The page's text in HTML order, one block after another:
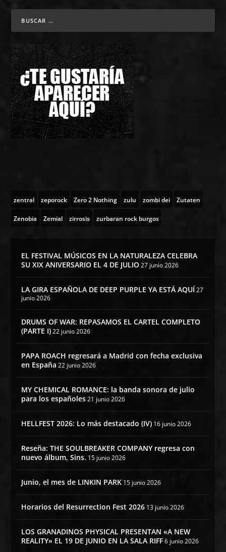
zentral zeporock Zero 2 Nothing zulu zombi dei Zutaten
Zenobia Zemial zirrosis zurbaran rock burgos
EL FESTIVAL MÚSICOS EN LA NATURALEZA CELEBRA
SU XIX ANIVERSARIO EL 4 DE JULIO 27 junio 2026
LA GIRA ESPAÑOLA DE DEEP PURPLE YA ESTÁ AQUÍ 27
junio 2026
DRUMS OF WAR: REPASAMOS EL CARTEL COMPLETO
(PARTE I) 22 junio 2026
PAPA ROACH regresará a Madrid con fecha exclusiva
en España 22 junio 2026
MY CHEMICAL ROMANCE: la banda sonora de julio
para los españoles 21 junio 2026
HELLFEST 2026: Lo más destacado (IV) 16 junio 2026
Reseña: THE SOULBREAKER COMPANY regresa con
nuevo álbum, Sins. 15 junio 2026
Junio, el mes de LINKIN PARK 15 junio 2026
Horarios del Resurrection Fest 2026 13 junio 2026
LOS GRANADINOS PHYSICAL PRESENTAN «A NEW
REALITY» EL 19 DE JUNIO EN LA SALA RIFF 6 junio 2026